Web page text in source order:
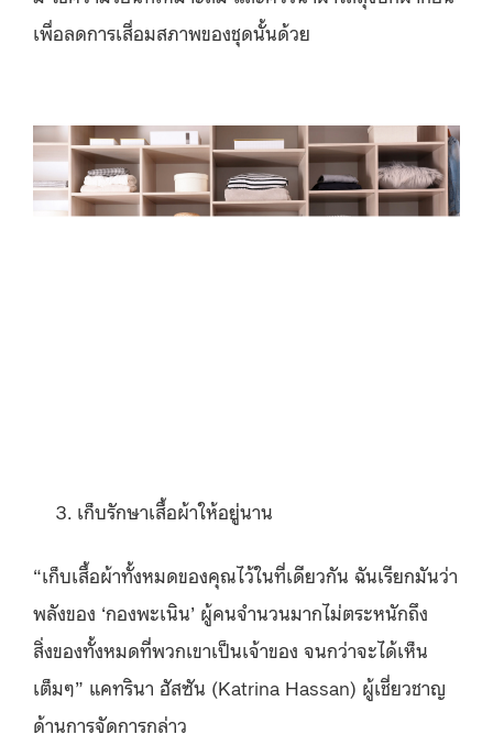
เพื่อลดการเสื่อมสภาพของชุดนั้นด้วย
เก็บรักษาเสื้อผ้าให้อยู่นาน
“เก็บเสื้อผ้าทั้งหมดของคุณไว้ในที่เดียวกัน ฉันเรียกมันว่า
พลังของ ‘กองพะเนิน’ ผู้คนจำนวนมากไม่ตระหนักถึง
สิ่งของทั้งหมดที่พวกเขาเป็นเจ้าของ จนกว่าจะได้เห็น
เต็มๆ” แคทรินา ฮัสซัน (Katrina Hassan) ผู้เชี่ยวชาญ
ด้านการจัดการกล่าว